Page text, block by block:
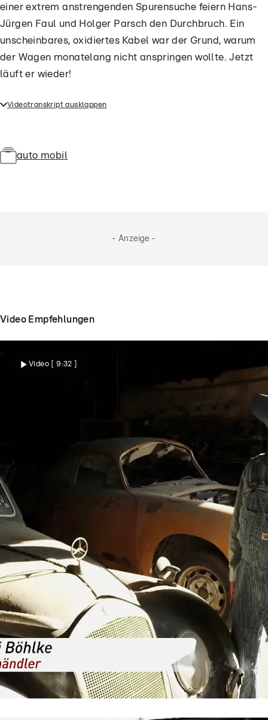
einer extrem anstrengenden Spurensuche feiern Hans-
Jürgen Faul und Holger Parsch den Durchbruch. Ein
unscheinbares, oxidiertes Kabel war der Grund, warum
der Wagen monatelang nicht anspringen wollte. Jetzt
läuft er wieder!
"auto mobil": Fehler gefunden, Skoda gerettet! Nach
Durchbruch. Ein unscheinbares, oxidiertes Kabel war
Videotranskript ausklappen
auto mobil
- Anzeige -
Video Empfehlungen
Video [ 9:32 ]